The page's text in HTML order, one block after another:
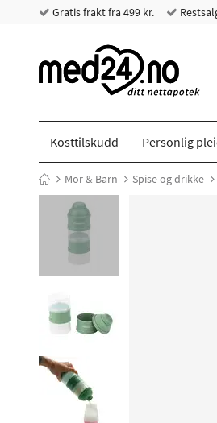
Gratis frakt fra 499 kr.
Kosttilskudd Personlig
Mor & Barn Spise og drikke